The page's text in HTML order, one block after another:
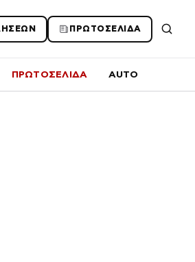
ΠΡΩΤΟΣΕΛΙΔΑ
ΠΡΩΤΟΣΕΛΙΔΑ AUTO